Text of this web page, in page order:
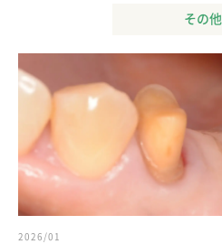
その他
2026/01